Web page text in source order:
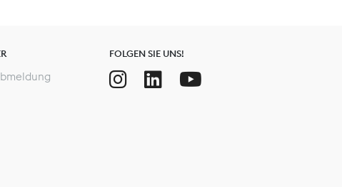
FOLGEN SIE UNS!